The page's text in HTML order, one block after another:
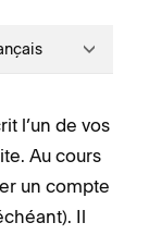
l’un de vos
Au cours
un compte
Il